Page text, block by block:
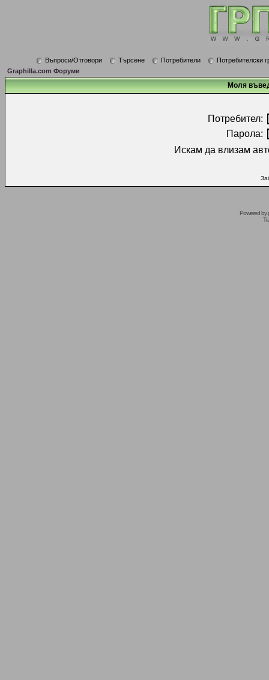
Въпроси/Отговори Търсене Потребители
Потребителски
Graphilla.com Форуми
Моля
Потребител:
Парола:
Искам да влизам
Powered by